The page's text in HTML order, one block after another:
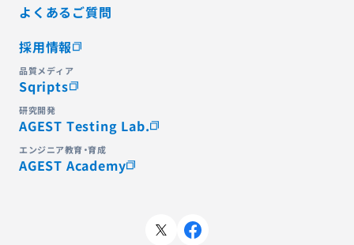
よくあるご質問
採用情報
品質メディア
Sqripts
研究開発
AGEST Testing Lab.
エンジニア教育・育成
AGEST Academy